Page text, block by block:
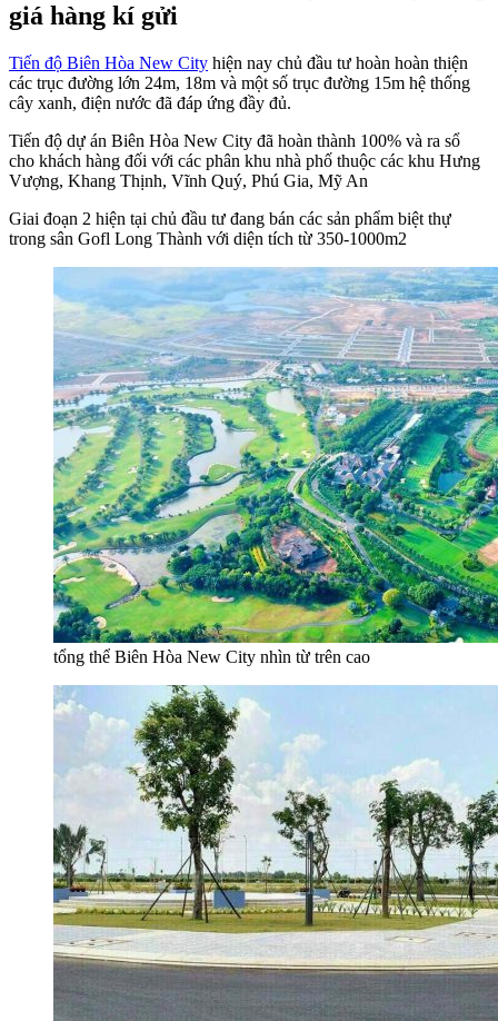
giá hàng kí gửi
Tiến độ Biên Hòa New City hiện nay chủ đầu tư hoàn hoàn thiện
các trục đường lớn 24m, 18m và một số trục đường 15m hệ thống
cây xanh, điện nước đã đáp ứng đầy đủ.
Tiến độ dự án Biên Hòa New City đã hoàn thành 100% và ra sổ
cho khách hàng đối với các phân khu nhà phố thuộc các khu Hưng
Vượng, Khang Thịnh, Vĩnh Quý, Phú Gia, Mỹ An
Giai đoạn 2 hiện tại chủ đầu tư đang bán các sản phẩm biệt thự
trong sân Gofl Long Thành với diện tích từ 350-1000m2
tổng thể Biên Hòa New City nhìn từ trên cao